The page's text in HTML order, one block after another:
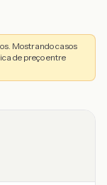
Mostrando casos
de preço entre